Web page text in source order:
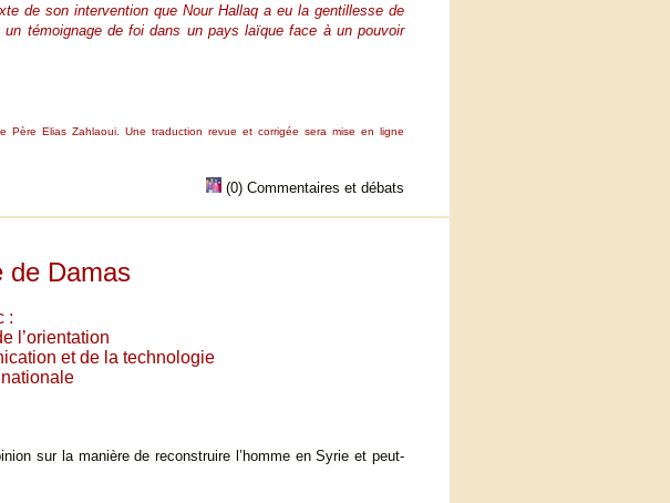
de son intervention que Nour Hallaq a eu la gentillesse de
témoignage de foi dans un pays laïque face à un pouvoir
Elias Zahlaoui. Une traduction revue et corrigée sera mise en ligne
(0) Commentaires et débats
de Damas
:
l’orientation
et de la technologie
sur la manière de reconstruire l’homme en Syrie et peut-